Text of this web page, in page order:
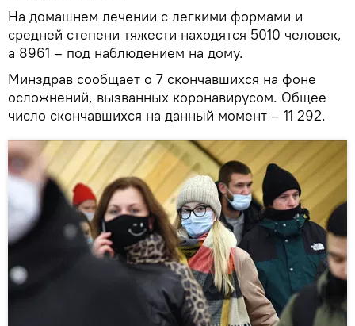
На домашнем лечении с легкими формами и
средней степени тяжести находятся 5010 человек,
а 8961 – под наблюдением на дому.
Минздрав сообщает о 7 скончавшихся на фоне
осложнений, вызванных коронавирусом. Общее
число скончавшихся на данный момент – 11 292.